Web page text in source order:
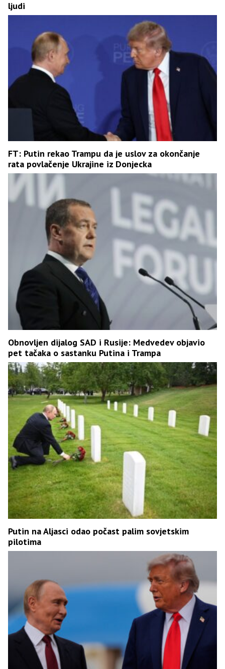
ljudi
FT: Putin rekao Trampu da je uslov za okončanje
rata povlačenje Ukrajine iz Donjecka
Obnovljen dijalog SAD i Rusije: Medvedev objavio
pet tačaka o sastanku Putina i Trampa
Putin na Aljasci odao počast palim sovjetskim
pilotima